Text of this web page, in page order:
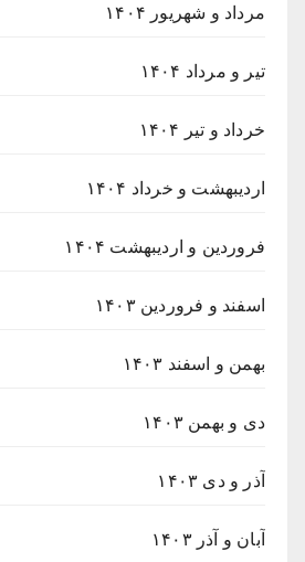
مرداد و شهریور ۱۴۰۴
تیر و مرداد ۱۴۰۴
خرداد و تیر ۱۴۰۴
اردیبهشت و خرداد ۱۴۰۴
فروردین و اردیبهشت ۱۴۰۴
اسفند و فروردین ۱۴۰۳
بهمن و اسفند ۱۴۰۳
دی و بهمن ۱۴۰۳
آذر و دی ۱۴۰۳
آبان و آذر ۱۴۰۳